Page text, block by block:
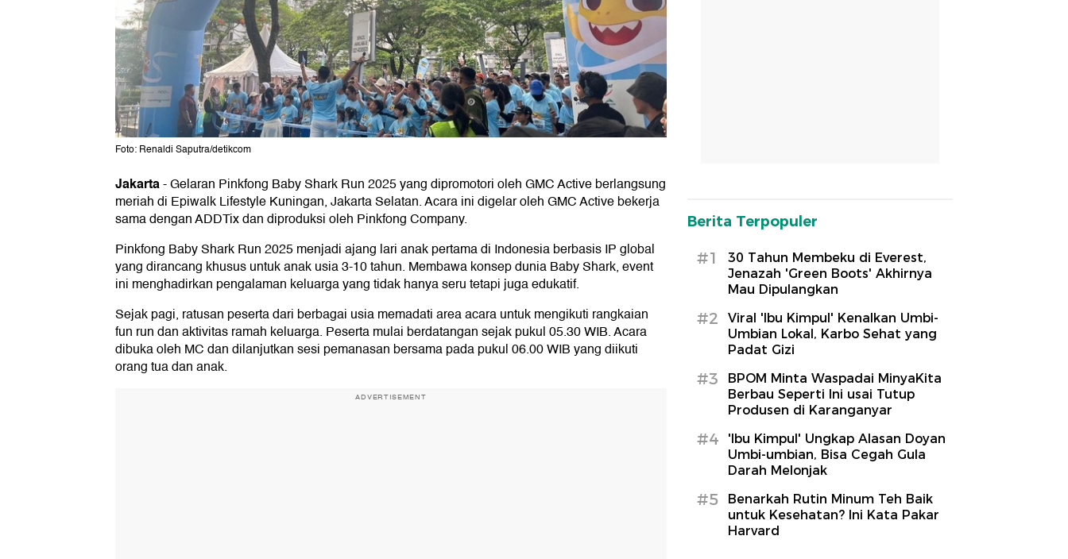
Foto: Renaldi Saputra/detikcom
Jakarta-Gelaran Pinkfong Baby Shark Run 2025 yang dipromotori oleh GMC Active berlangsung
meriah di Epiwalk Lifestyle Kuningan, Jakarta Selatan. Acara ini digelar oleh GMC Active bekerja
sama dengan ADDTix dan diproduksi oleh Pinkfong Company.
Pinkfong Baby Shark Run 2025 menjadi ajang lari anak pertama di Indonesia berbasis IP global
yang dirancang khusus untuk anak usia 3-10 tahun. Membawa konsep dunia Baby Shark, event
ini menghadirkan pengalaman keluarga yang tidak hanya seru tetapi juga edukatif.
Sejak pagi, ratusan peserta dari berbagai usia memadati area acara untuk mengikuti rangkaian
fun run dan aktivitas ramah keluarga. Peserta mulai berdatangan sejak pukul 05.30 WIB. Acara
dibuka oleh MC dan dilanjutkan sesi pemanasan bersama pada pukul 06.00 WIB yang diikuti
orang tua dan anak.
ADVERTISEMENT
Berita Terpopuler
#1
30 Tahun Membeku di Everest,
Jenazah 'Green Boots' Akhirnya
Mau Dipulangkan
#2
Viral 'Ibu Kimpul' Kenalkan Umbi-
Umbian Lokal, Karbo Sehat yang
Padat Gizi
#3
BPOM Minta Waspadai MinyaKita
Berbau Seperti Ini usai Tutup
Produsen di Karanganyar
#4
'Ibu Kimpul' Ungkap Alasan Doyan
Umbi-umbian, Bisa Cegah Gula
Darah Melonjak
#5
Benarkah Rutin Minum Teh Baik
untuk Kesehatan? Ini Kata Pakar
Harvard